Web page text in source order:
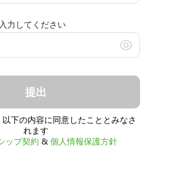
力してください
提出
下の内容に同意したこととみなさ
れます
ップ契約 & 個人情報保護方針